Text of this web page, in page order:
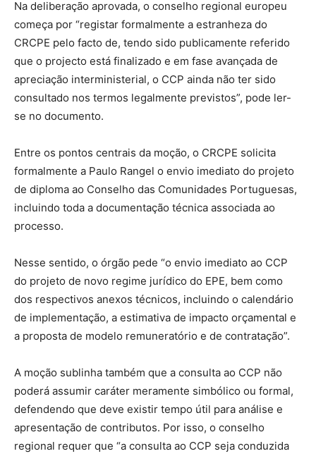
Na deliberação aprovada, o conselho regional europeu
começa por “registar formalmente a estranheza do
CRCPE pelo facto de, tendo sido publicamente referido
que o projecto está finalizado e em fase avançada de
apreciação interministerial, o CCP ainda não ter sido
consultado nos termos legalmente previstos”, pode ler-
se no documento.
Entre os pontos centrais da moção, o CRCPE solicita
formalmente a Paulo Rangel o envio imediato do projeto
de diploma ao Conselho das Comunidades Portuguesas,
incluindo toda a documentação técnica associada ao
processo.
Nesse sentido, o órgão pede “o envio imediato ao CCP
do projeto de novo regime jurídico do EPE, bem como
dos respectivos anexos técnicos, incluindo o calendário
de implementação, a estimativa de impacto orçamental e
a proposta de modelo remuneratório e de contratação”.
A moção sublinha também que a consulta ao CCP não
poderá assumir caráter meramente simbólico ou formal,
defendendo que deve existir tempo útil para análise e
apresentação de contributos. Por isso, o conselho
regional requer que “a consulta ao CCP seja conduzida